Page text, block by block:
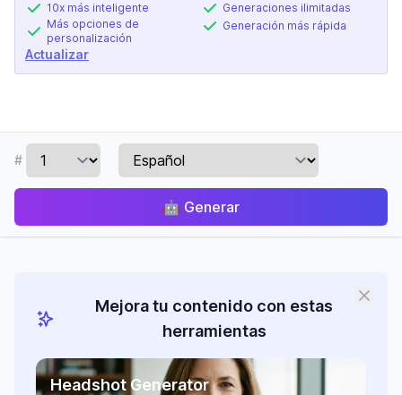
10x más inteligente
Más opciones de
personalización
Generaciones ilimitadas
Generación más rápida
Actualizar
#
🤖 Generar
Mejora tu contenido con estas
herramientas
Headshot Generator